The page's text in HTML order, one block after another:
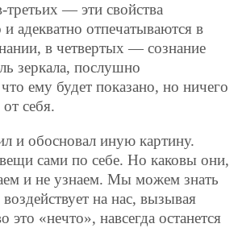
третьих — эти свойства
адекватно отпечатываются в
в четвертых — сознание
зеркала, послушно
ему будет показано, но ничего
себя.
и обосновал иную картину.
сами по себе. Но каковы они,
и не узнаем. Мы можем знать
на нас, вызывая
«нечто», навсегда останется